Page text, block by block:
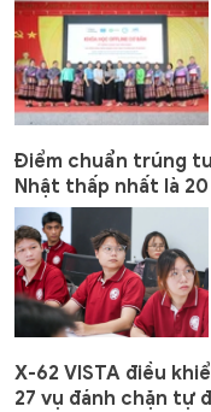
Điểm chuẩn trúng
Nhật thấp nhất là 20
X-62 VISTA điều
27 vụ đánh chặn tự